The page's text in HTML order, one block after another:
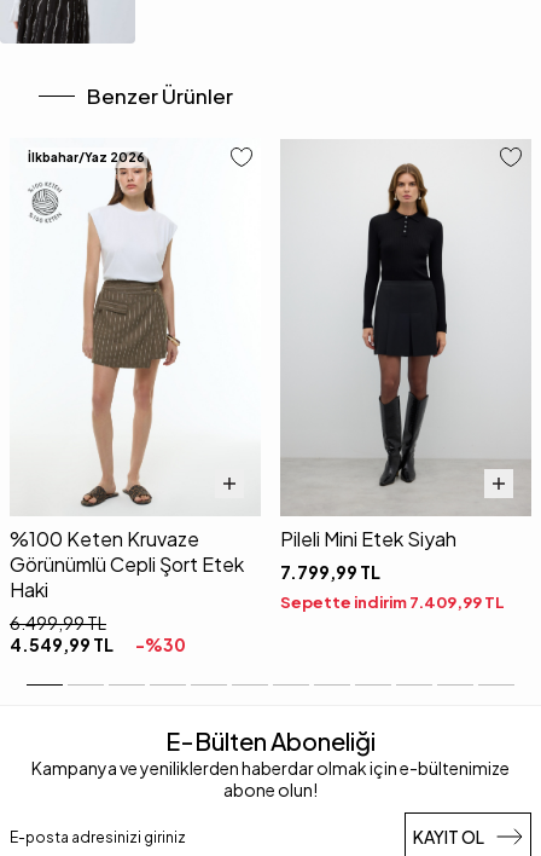
Benzer Ürünler
İlkbahar/Yaz 2026
%100 Keten Kruvaze
Görünümlü Cepli Şort Etek
Haki
6.499,99TL
4.549,99 TL -%30
Pileli Mini Etek Siyah
7.799,99 TL
Sepette indirim7.409,99TL
E-Bülten Aboneliği
Kampanya ve yeniliklerden haberdar olmak için e-bültenimize
abone olun!
KAYIT OL